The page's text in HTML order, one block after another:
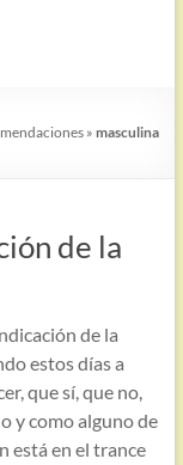
»masculina
de la
de la
estos días a
que sí, que no,
y como alguno de
está en el trance